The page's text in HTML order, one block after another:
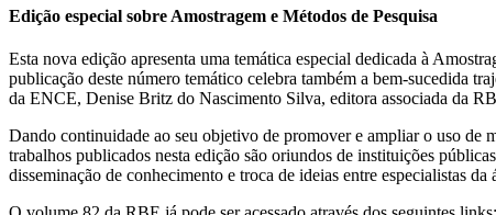
Edição especial sobre Amostragem e Métodos de Pesquisa
Esta nova edição apresenta uma temática especial dedicada à
publicação deste número temático celebra também a bem-sucedida
da ENCE, Denise Britz do Nascimento Silva, editora associada da
Dando continuidade ao seu objetivo de promover e ampliar o uso de
trabalhos publicados nesta edição são oriundos de instituições
disseminação de conhecimento e troca de ideias entre especialistas da